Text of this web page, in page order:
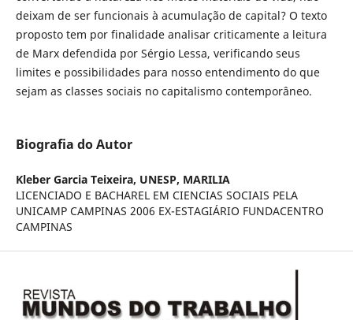
deixam de ser funcionais à acumulação de capital? O texto
proposto tem por finalidade analisar criticamente a leitura
de Marx defendida por Sérgio Lessa, verificando seus
limites e possibilidades para nosso entendimento do que
sejam as classes sociais no capitalismo contemporâneo.
Biografia do Autor
Kleber Garcia Teixeira, UNESP, MARILIA
LICENCIADO E BACHAREL EM CIENCIAS SOCIAIS PELA
UNICAMP CAMPINAS 2006 EX-ESTAGIÁRIO FUNDACENTRO
CAMPINAS